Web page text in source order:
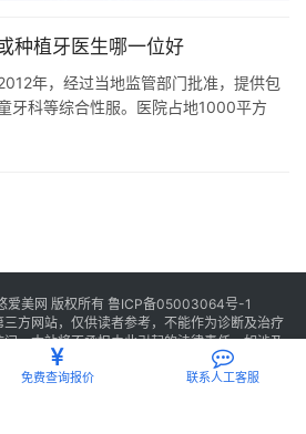
种植牙医生哪一位好
年，经过当地监管部门批准，提供包
牙科等综合性服。医院占地1000平方
美网 版权所有 鲁ICP备05003064号-1
方网站，仅供读者参考，不能作为诊断及治疗
，本站将不承担由此引起的法律责任。如涉及
联系我们
免费查询报价 联系人工客服